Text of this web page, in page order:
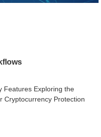
Features Exploring the
Cryptocurrency Protection